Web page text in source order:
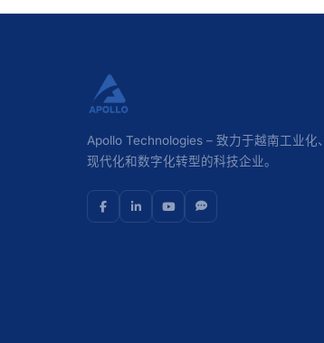
Apollo Technologies – 致力于越南工业化、
现代化和数字化转型的科技企业。